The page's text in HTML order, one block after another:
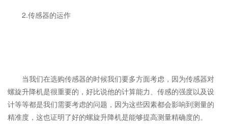
2.传感器的运作
当我们在选购传感器的时候我们要多方面考虑，因为传感器对
螺旋升降机是很重要的，好比说他的计算能力、传感的强度以及设
计等等都是我们需要考虑的问题，因为这些因素都会影响到测量的
精准度，这也证明了好的螺旋升降机是能够提高测量精确度的。